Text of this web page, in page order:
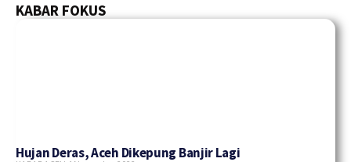
KABAR FOKUS
Hujan Deras, Aceh Dikepung Banjir Lagi